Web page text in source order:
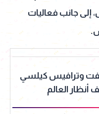
إلى جانب فعاليات
وترافيس كيلسي
العالم